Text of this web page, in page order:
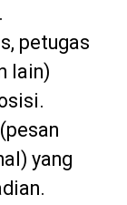
petugas
lain)
(pesan
yang